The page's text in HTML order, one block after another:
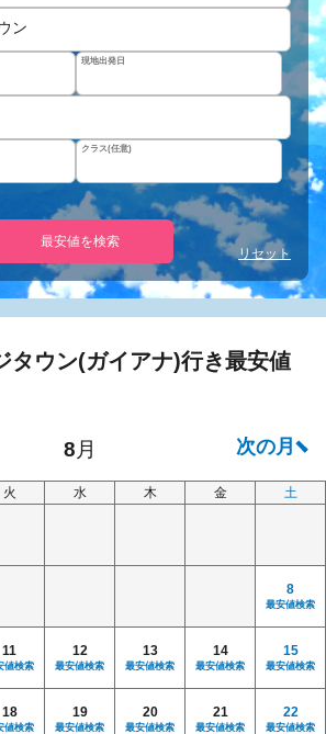
ン
現地出発日
クラス(任意)
最安値を検索
リセット
タウン(ガイアナ)行き最安値
火 水 木 金 土
8
最安値検索
11
値検索
12
最安値検索
13
最安値検索
14
最安値検索
15
最安値検索
18
値検索
19
最安値検索
20
最安値検索
21
最安値検索
22
最安値検索